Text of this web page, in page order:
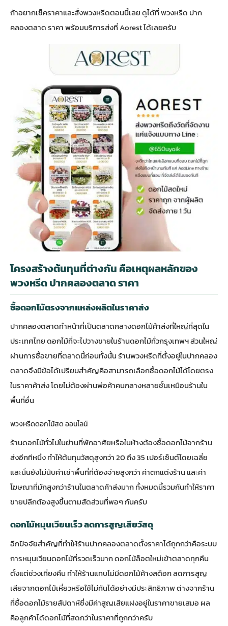
ถ้าอยากเช็คราคาและสั่งพวงหรีดตอนนี้เลย ดูได้ที่พวงหรีด ปาก
คลองตลาด ราคา พร้อมบริการส่งที่ Aorestได้เลยครับ
โครงสร้างต้นทุนที่ต่างกัน คือเหตุผลหลักของ
พวงหรีด ปากคลองตลาด ราคา
ซื้อดอกไม้ตรงจากแหล่งผลิตในราคาส่ง
ปากคลองตลาดทำหน้าที่เป็นตลาดกลางดอกไม้ค้าส่งที่ใหญ่ที่สุดใน
ประเทศไทย ดอกไม้ที่จะไปวางขายในร้านดอกไม้ทั่วกรุงเทพฯ ส่วนใหญ่
ผ่านการซื้อขายที่ตลาดนี้ก่อนทั้งนั้น ร้านพวงหรีดที่ตั้งอยู่ในปากคลอง
ตลาดจึงมีข้อได้เปรียบสำคัญคือสามารถเลือกซื้อดอกไม้ได้โดยตรง
ในราคาค้าส่ง โดยไม่ต้องผ่านพ่อค้าคนกลางหลายชั้นเหมือนร้านใน
พื้นที่อื่น
พวงหรีดดอกไม้สด ออนไลน์
ร้านดอกไม้ทั่วไปในย่านที่พักอาศัยหรือในห้างต้องซื้อดอกไม้จากร้าน
ส่งอีกทีหนึ่ง ทำให้ต้นทุนวัสดุสูงกว่า 20 ถึง 35 เปอร์เซ็นต์โดยเฉลี่ย
และนั่นยังไม่นับค่าเช่าพื้นที่ที่ต้องจ่ายสูงกว่า ค่าตกแต่งร้าน และค่า
โฆษณาที่มักสูงกว่าร้านในตลาดค้าส่งมาก ทั้งหมดนี้รวมกันทำให้ราคา
ขายปลีกต้องสูงขึ้นตามสัดส่วนที่พอๆ กันครับ
ดอกไม้หมุนเวียนเร็ว ลดการสูญเสียวัสดุ
อีกปัจจัยสำคัญที่ทำให้ร้านปากคลองตลาดตั้งราคาได้ถูกกว่าคือระบบ
การหมุนเวียนดอกไม้ที่รวดเร็วมาก ดอกไม้ล็อตใหม่เข้าตลาดทุกคืน
ตั้งแต่ช่วงเที่ยงคืน ทำให้ร้านแทบไม่มีดอกไม้ค้างสต็อก ลดการสูญ
เสียจากดอกไม้เหี่ยวหรือใช้ไม่ทันได้อย่างมีประสิทธิภาพ ต่างจากร้าน
ที่ซื้อดอกไม้รายสัปดาห์ซึ่งมีค่าสูญเสียแฝงอยู่ในราคาขายเสมอ ผล
คือลูกค้าได้ดอกไม้ที่สดกว่าในราคาที่ถูกกว่าครับ